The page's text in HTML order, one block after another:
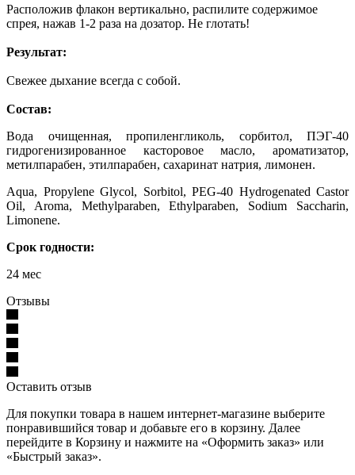
Расположив флакон вертикально, распилите содержимое
спрея, нажав 1-2 раза на дозатор. Не глотать!
Результат:
Свежее дыхание всегда с собой.
Состав:
Вода очищенная, пропиленгликоль, сорбитол, ПЭГ-40
гидрогенизированное касторовое масло, ароматизатор,
метилпарабен, этилпарабен, сахаринат натрия, лимонен.
Aqua, Propylene Glycol, Sorbitol, PEG-40 Hydrogenated Castor
Oil, Aroma, Methylparaben, Ethylparaben, Sodium Saccharin,
Limonene.
Срок годности:
24 мес
Отзывы
Оставить отзыв
Для покупки товара в нашем интернет-магазине выберите
понравившийся товар и добавьте его в корзину. Далее
перейдите в Корзину и нажмите на «Оформить заказ» или
«Быстрый заказ».